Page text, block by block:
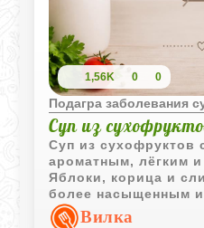
1,56K 0 0
Подагра заболевания
Суп из
Суп из сухофруктов
ароматным, лёгким
Яблоки, корица и
более насыщенным
Вилка